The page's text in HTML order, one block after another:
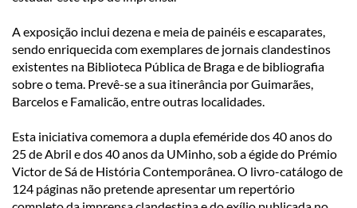
A exposição inclui dezena e meia de painéis e escaparates,
sendo enriquecida com exemplares de jornais clandestinos
existentes na Biblioteca Pública de Braga e de bibliografia
sobre o tema. Prevê-se a sua itinerância por Guimarães,
Barcelos e Famalicão, entre outras localidades.
Esta iniciativa comemora a dupla efeméride dos 40 anos do
25 de Abril e dos 40 anos da UMinho, sob a égide do Prémio
Victor de Sá de História Contemporânea. O livro-catálogo de
124 páginas não pretende apresentar um repertório